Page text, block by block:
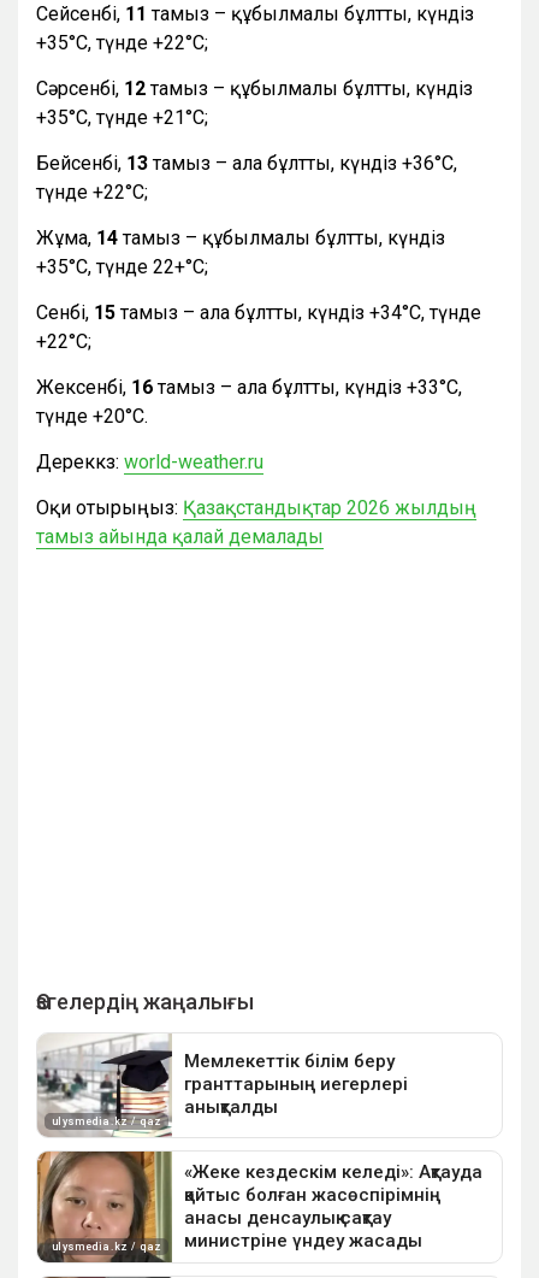
Сейсенбі, 11тамыз – құбылмалы бұлтты, күндіз
+35°С, түнде +22°С;
Сәрсенбі, 12тамыз – құбылмалы бұлтты, күндіз
+35°С, түнде +21°С;
Бейсенбі, 13тамыз – ала бұлтты, күндіз +36°С,
түнде +22°С;
Жұма, 14тамыз – құбылмалы бұлтты, күндіз
+35°С, түнде 22+°С;
Сенбі, 15тамыз – ала бұлтты, күндіз +34°С, түнде
+22°С;
Жексенбі, 16тамыз – ала бұлтты, күндіз +33°С,
түнде +20°С.
Дереккөз: world-weather.ru
Оқи отырыңыз: Қазақстандықтар 2026 жылдың
тамыз айында қалай демалады